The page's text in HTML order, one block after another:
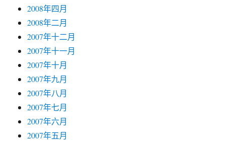
2008年四月
2008年二月
2007年十二月
2007年十一月
2007年十月
2007年九月
2007年八月
2007年七月
2007年六月
2007年五月